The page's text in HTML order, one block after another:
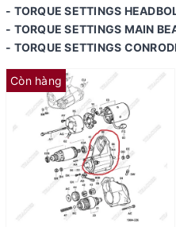
- TORQUE SETTINGS
- TORQUE SETTINGS MAIN
- TORQUE SETTINGS
Còn hàng